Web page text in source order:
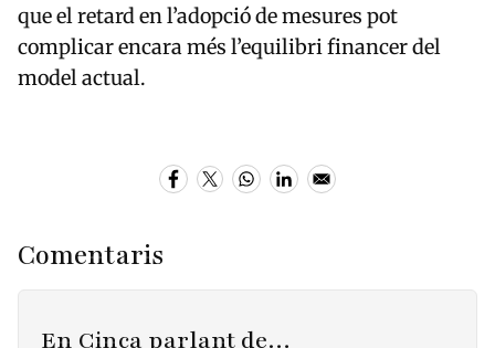
que el retard en l’adopció de mesures pot
complicar encara més l’equilibri financer del
model actual.
Comentaris
En Cinca parlant de…